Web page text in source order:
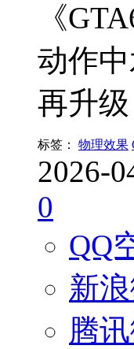
《
动作
再升
标签： 物理效果
2026-
0
QQ
新
腾